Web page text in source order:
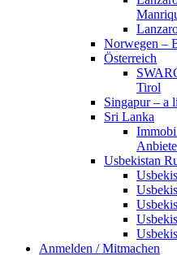
Norwegen –
Österreich
Tirol
Singapur – a
Sri Lanka
Usbekistan
Anmelden / Mitmachen